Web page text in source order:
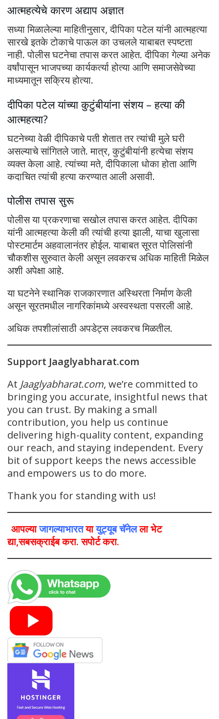
आत्महत्येचे कारण अद्याप अज्ञात
सध्या मिळालेल्या माहितीनुसार, दीपिका पटेल यांनी आत्महत्या
सारखे इतके टोकाचे पाऊल का उचलले याबाबत स्पष्टता
नाही. पोलीस घटनेचा तपास करत आहेत. दीपिका गेल्या अनेक
वर्षांपासून भाजपच्या कार्यकर्त्या होत्या आणि समाजसेवेच्या
माध्यमातून सक्रिय होत्या.
दीपिका पटेल यांच्या कुटुंबीयांना संशय – हत्या की
आत्महत्या?
घटनेच्या वेळी दीपिकाचे पती शेतात तर त्यांची मुले घरी
असल्याचे सांगितले जाते. मात्र, कुटुंबीयांनी हत्येचा संशय
व्यक्त केला आहे. त्यांच्या मते, दीपिकाला धोका होता आणि
कदाचित त्यांची हत्या करण्यात आली असावी.
पोलीस तपास सुरू
पोलीस या प्रकरणाचा सखोल तपास करत आहेत. दीपिका
यांनी आत्महत्या केली की त्यांची हत्या झाली, याचा खुलासा
पोस्टमार्टम अहवालानंतर होईल. याबाबत सूरत पोलिसांनी
चौकशीस सुरुवात केली असून लवकरच अधिक माहिती मिळेल
अशी अपेक्षा आहे.
या घटनेने स्थानिक राजकारणात अस्थिरता निर्माण केली
असून सूरतमधील नागरिकांमध्ये अस्वस्थता पसरली आहे.
अधिक तपशीलांसाठी अपडेट्स लवकरच मिळतील.
Support Jaaglyabharat.com
At Jaaglyabharat.com, we’re committed to
bringing you accurate, insightful news that
you can trust. By making a small
contribution, you help us continue
delivering high-quality content, expanding
our reach, and staying independent. Every
bit of support keeps the news accessible
and empowers us to do more.
Thank you for standing with us!
आपल्याजागल्याभारतयायुट्यूब चॅनेलला भेट
द्या,सबसक्राईब करा. सपोर्ट करा.